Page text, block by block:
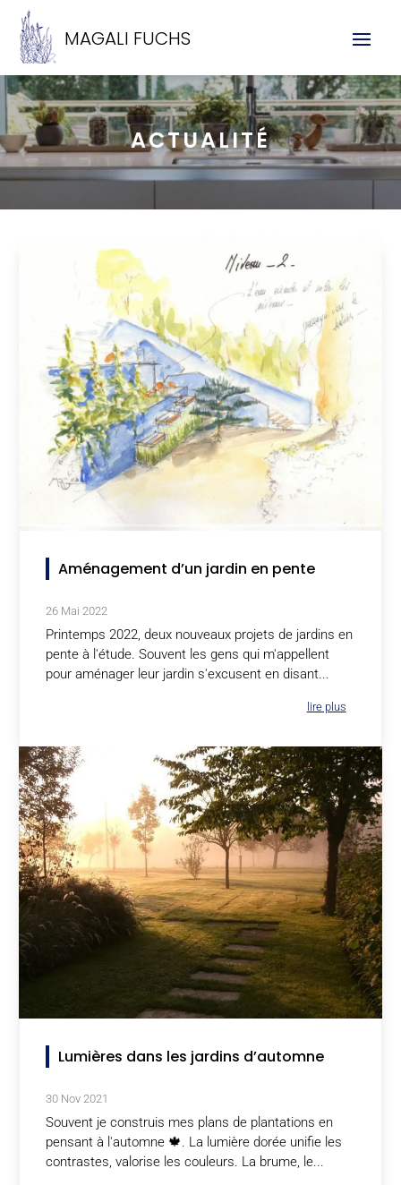
MAGALI FUCHS
ACTUALITÉ
Aménagement d’un jardin en pente
26 Mai 2022
Printemps 2022, deux nouveaux projets de jardins en
pente à l'étude. Souvent les gens qui m'appellent
pour aménager leur jardin s'excusent en disant...
lire plus
Lumières dans les jardins d’automne
30 Nov 2021
Souvent je construis mes plans de plantations en
pensant à l'automne 🍁. La lumière dorée unifie les
contrastes, valorise les couleurs. La brume, le...